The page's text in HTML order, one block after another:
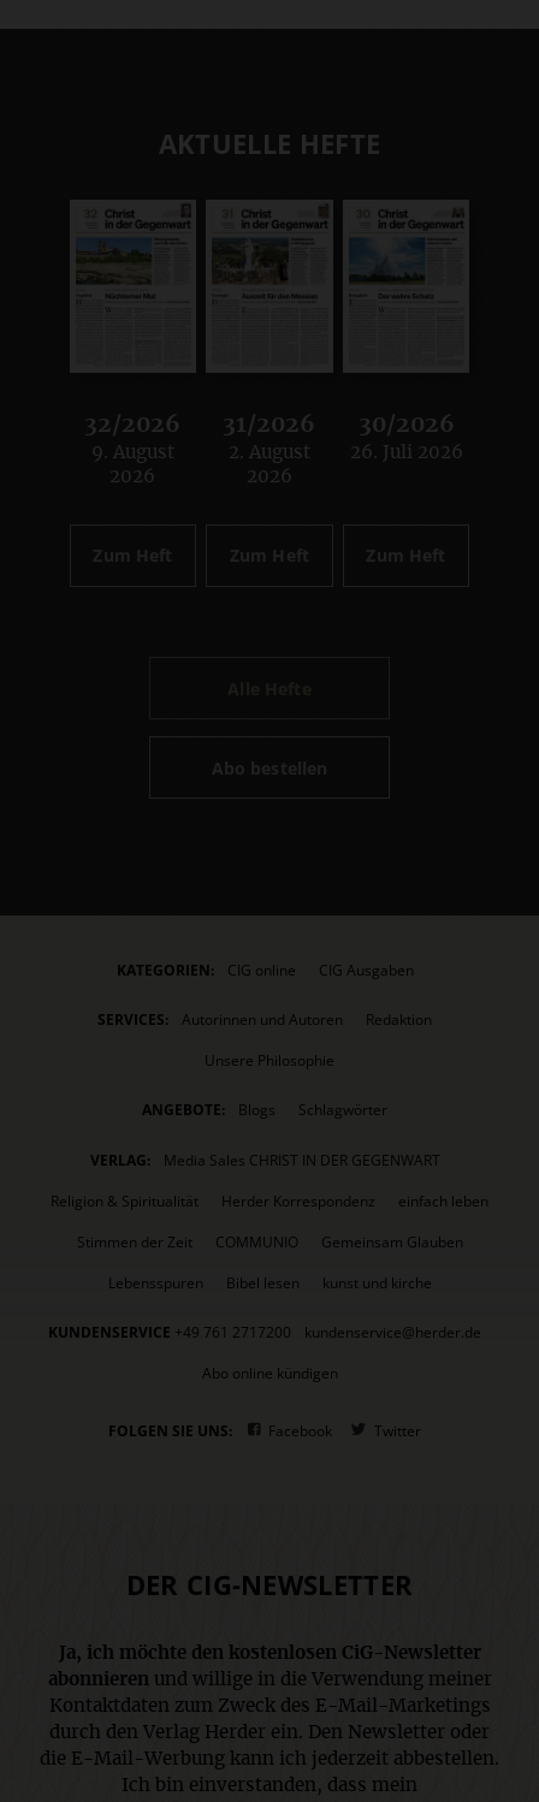
AKTUELLE HEFTE
32/2026
:
9. August
2026
Zum Heft
31/2026
:
2. August
2026
Zum Heft
30/2026
:
26. Juli 2026
Zum Heft
Abo bestellen
KATEGORIEN: CIG online CIG Ausgaben
SERVICES: Autorinnen und Autoren
Redaktion
Unsere Philosophie
ANGEBOTE: Blogs Schlagwörter
VERLAG:
Media Sales CHRIST IN DER GEGENWART
Religion & Spiritualität
Herder Korrespondenz
einfach leben
Stimmen der Zeit
COMMUNIO
Gemeinsam Glauben
Lebensspuren
Bibel lesen kunst und kirche
KUNDENSERVICE +49 761 2717200
kundenservice@herder.de
Abo online kündigen
FOLGEN SIE UNS: Facebook Twitter
DER CIG-NEWSLETTER
Ja, ich möchte den kostenlosen CiG-Newsletter
abonnierenund willige in die Verwendung meiner
Kontaktdaten zum Zweck des E-Mail-Marketings
durch den Verlag Herder ein. Den Newsletter oder
die E-Mail-Werbung kann ich jederzeit abbestellen.
Ich bin einverstanden, dass mein